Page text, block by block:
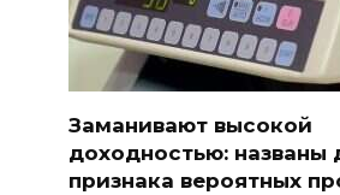
Заманивают высокой
доходностью: названы
признака вероятных